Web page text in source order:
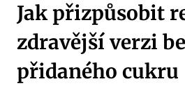
Jak přizpůsobit
zdravější verzi
přidaného cukru